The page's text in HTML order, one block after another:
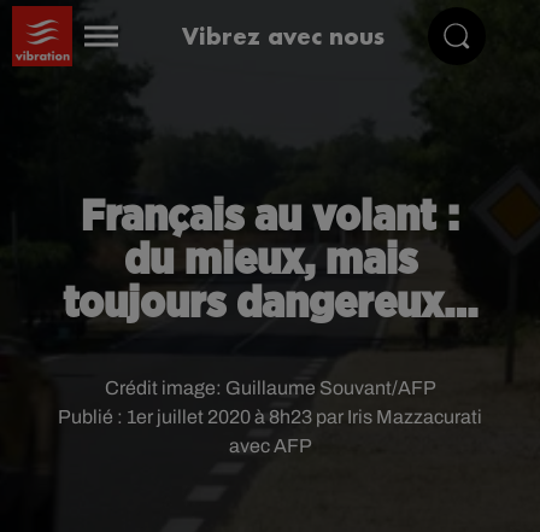
Vibrez avec nous
Français au volant :
du mieux, mais
toujours dangereux…
Publié : 1er juillet 2020 à 8h23 par Iris Mazzacurati
avec AFP
Crédit image: Guillaume Souvant/AFP